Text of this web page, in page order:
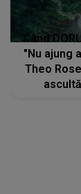
Când
"Nu ajung
Theo